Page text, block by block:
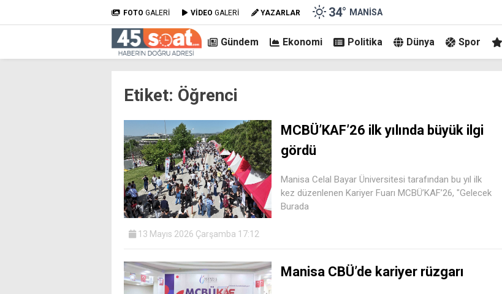
FOTO GALERİ VİDEO GALERİ YAZARLAR 34° MANISA
Gündem Ekonomi Politika Dünya Spor
Etiket: Öğrenci
MCBÜ’KAF’26 ilk yılında büyük ilgi
gördü
Manisa Celal Bayar Üniversitesi tarafından bu yıl ilk
kez düzenlenen Kariyer Fuarı MCBÜ’KAF’26, "Gelecek
Burada
13 Mayıs 2026 Çarşamba 17:12
Manisa CBÜ’de kariyer rüzgarı